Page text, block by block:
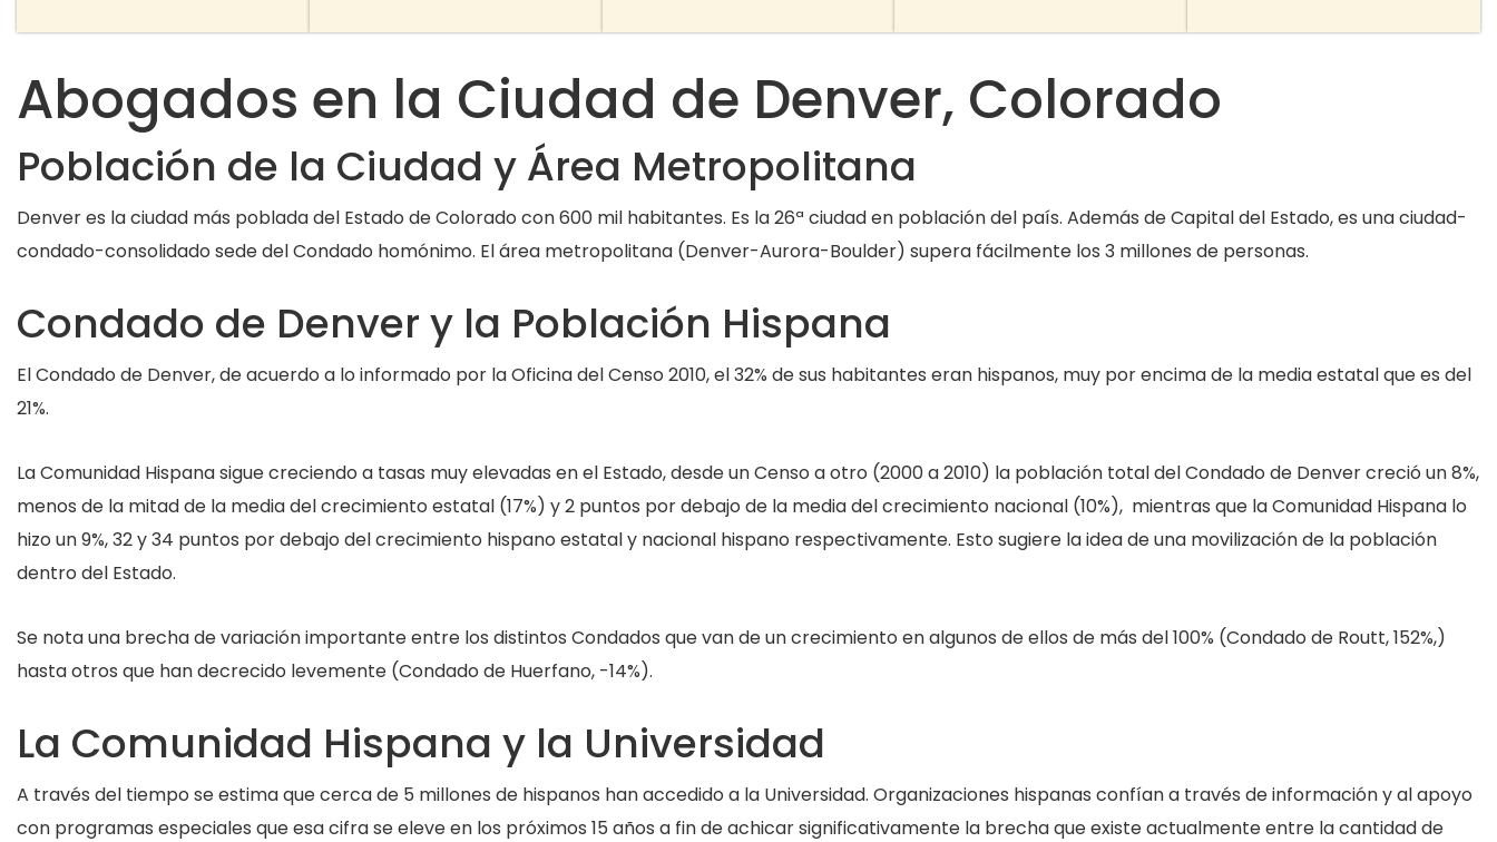
Abogados en la Ciudad de Denver, Colorado
Población de la Ciudad y Área Metropolitana
Denver es la ciudad más poblada del Estado de Colorado con 600 mil habitantes. Es la 26ª ciudad en población del país. Además de Capital del Estado, es una ciudad-
condado-consolidado sede del Condado homónimo. El área metropolitana (Denver-Aurora-Boulder) supera fácilmente los 3 millones de personas.
Condado de Denver y la Población Hispana
El Condado de Denver, de acuerdo a lo informado por la Oficina del Censo 2010, el 32% de sus habitantes eran hispanos, muy por encima de la media estatal que es del
21%.
La Comunidad Hispana sigue creciendo a tasas muy elevadas en el Estado, desde un Censo a otro (2000 a 2010) la población total del Condado de Denver creció un 8%,
menos de la mitad de la media del crecimiento estatal (17%) y 2 puntos por debajo de la media del crecimiento nacional (10%), mientras que la Comunidad Hispana lo
hizo un 9%, 32 y 34 puntos por debajo del crecimiento hispano estatal y nacional hispano respectivamente. Esto sugiere la idea de una movilización de la población
dentro del Estado.
Se nota una brecha de variación importante entre los distintos Condados que van de un crecimiento en algunos de ellos de más del 100% (Condado de Routt, 152%,)
hasta otros que han decrecido levemente (Condado de Huerfano, -14%).
La Comunidad Hispana y la Universidad
A través del tiempo se estima que cerca de 5 millones de hispanos han accedido a la Universidad. Organizaciones hispanas confían a través de información y al apoyo
con programas especiales que esa cifra se eleve en los próximos 15 años a fin de achicar significativamente la brecha que existe actualmente entre la cantidad de